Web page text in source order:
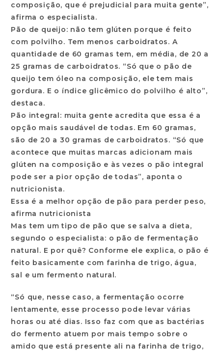
composição, que é prejudicial para muita gente”,
afirma o especialista.
Pão de queijo: não tem glúten porque é feito
com polvilho. Tem menos carboidratos. A
quantidade de 60 gramas tem, em média, de 20 a
25 gramas de carboidratos. “Só que o pão de
queijo tem óleo na composição, ele tem mais
gordura. E o índice glicêmico do polvilho é alto”,
destaca.
Pão integral: muita gente acredita que essa é a
opção mais saudável de todas. Em 60 gramas,
são de 20 a 30 gramas de carboidratos. “Só que
acontece que muitas marcas adicionam mais
glúten na composição e às vezes o pão integral
pode ser a pior opção de todas”, aponta o
nutricionista.
Essa é a melhor opção de pão para perder peso,
afirma nutricionista
Mas tem um tipo de pão que se salva a dieta,
segundo o especialista: o pão de fermentação
natural. E por quê? Conforme ele explica, o pão é
feito basicamente com farinha de trigo, água,
sal e um fermento natural.
“Só que, nesse caso, a fermentação ocorre
lentamente, esse processo pode levar várias
horas ou até dias. Isso faz com que as bactérias
do fermento atuem por mais tempo sobre o
amido que está presente ali na farinha de trigo,